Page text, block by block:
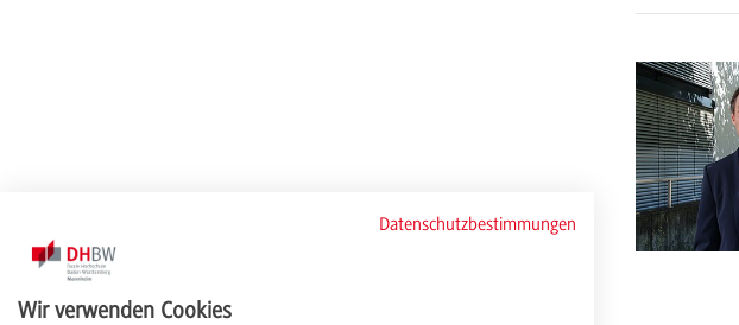
Datenschutzbestimmungen
Wir verwenden Cookies